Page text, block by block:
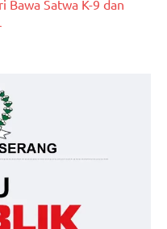
Bawa Satwa K-9 dan